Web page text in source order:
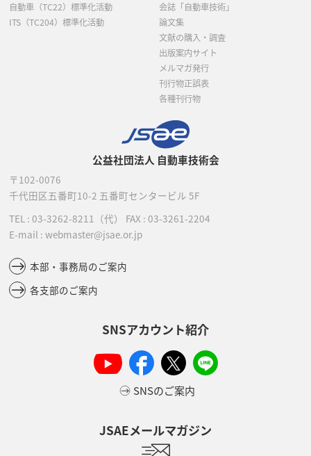
公益社団法人 自動車技術会
〒102-0076
千代田区五番町10-2 五番町センタービル 5F
TEL : 03-3262-8211 （代） FAX : 03-3261-2204
E-mail : webmaster@jsae.or.jp
本部・事務局のご案内
各支部のご案内
SNSアカウント紹介
SNSのご案内
JSAEメールマガジン
自動車（TC22）標準化活動
ITS（TC204）標準化活動
会誌「自動車技術」
論文集
文献の購入・調査
出版案内サイト
メルマガ発行
刊行物正誤表
各種刊行物